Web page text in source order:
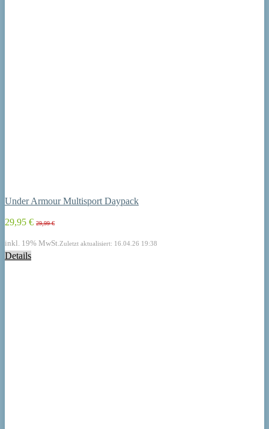
Under Armour Multisport Daypack
29,95 € 29,99 €
inkl. 19% MwSt. Zuletzt aktualisiert: 16.04.26 19:38
Details